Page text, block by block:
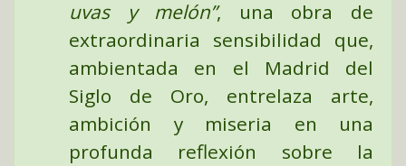
uvas y melón”, una obra de
extraordinaria sensibilidad que,
ambientada en el Madrid del
Siglo de Oro, entrelaza arte,
ambición y miseria en una
profunda reflexión sobre la